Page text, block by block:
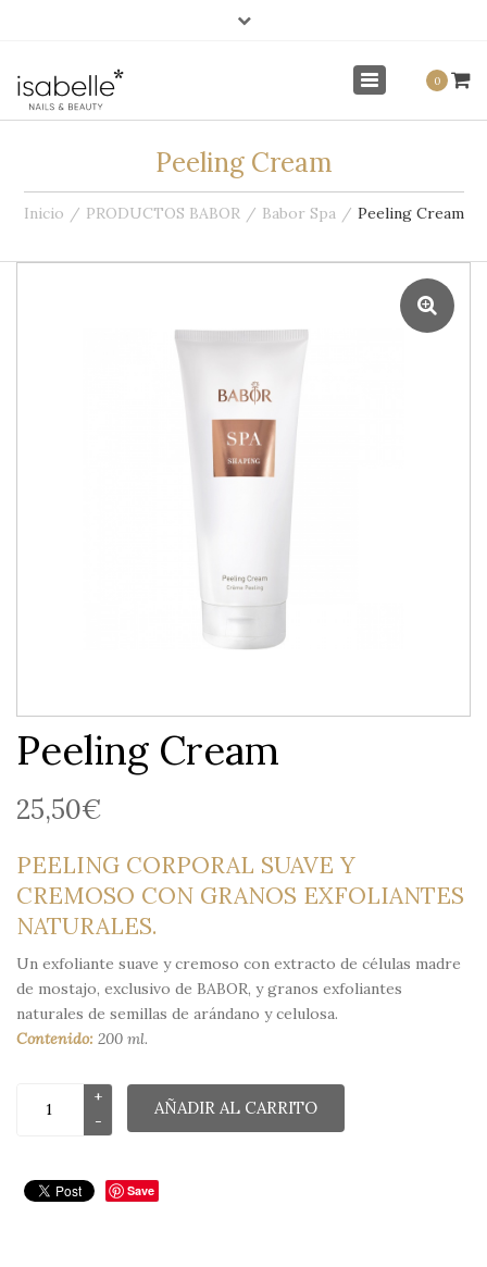
0
Toggle
navigation
Peeling Cream
Inicio PRODUCTOS BABOR Babor Spa Peeling Cream
Peeling Cream
25,50€
PEELING CORPORAL SUAVE Y
CREMOSO CON GRANOS EXFOLIANTES
NATURALES.
Un exfoliante suave y cremoso con extracto de células madre
de mostajo, exclusivo de BABOR, y granos exfoliantes
naturales de semillas de arándano y celulosa.
Contenido: 200 ml.
AÑADIR AL CARRITO
Save